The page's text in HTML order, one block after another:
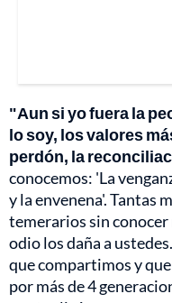
"Aun si yo fuera la
lo soy, los valores
perdón, la
conocemos: 'La
y la envenena'. Tantas
temerarios sin
odio los daña a
que compartimos y
por más de 4